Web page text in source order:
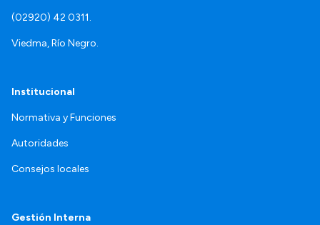
(02920) 42 0311.
Viedma, Río Negro.
Institucional
Normativa y Funciones
Autoridades
Consejos locales
Gestión Interna